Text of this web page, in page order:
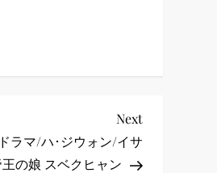
Next
Post
Next
ラマ/ハ･ジウォン/イサ
の娘 スベクヒャン